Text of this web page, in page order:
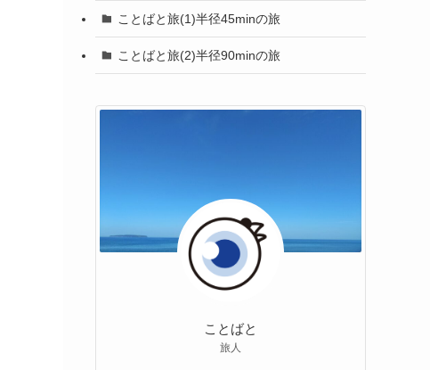
ことばと旅(1)半径45minの旅
ことばと旅(2)半径90minの旅
ことばと
旅人